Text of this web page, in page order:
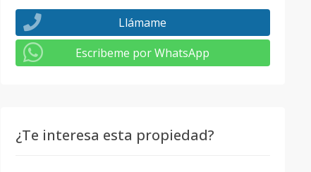
Llámame
Escribeme por WhatsApp
¿Te interesa esta propiedad?